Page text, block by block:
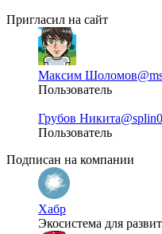
Пригласил на сайт
Максим Шоломов
Пользователь
Грубов Никита
Пользователь
Подписан на компании
Хабр
Экосистема для